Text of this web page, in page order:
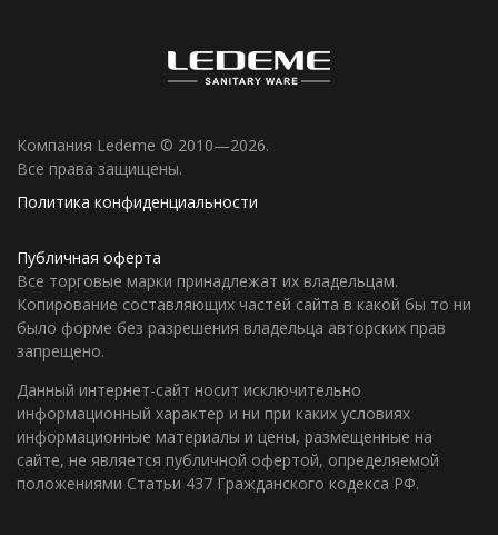
Компания Ledeme © 2010—2026.
Все права защищены.
Политика конфиденциальности
Публичная оферта
Все торговые марки принадлежат их владельцам.
Копирование составляющих частей сайта в какой бы то ни
было форме без разрешения владельца авторских прав
запрещено.
Данный интернет-сайт носит исключительно
информационный характер и ни при каких условиях
информационные материалы и цены, размещенные на
сайте, не является публичной офертой, определяемой
положениями Статьи 437 Гражданского кодекса РФ.